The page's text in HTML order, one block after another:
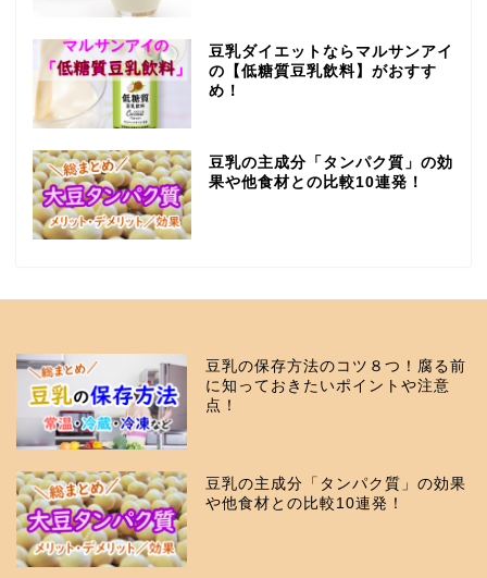
豆乳ダイエットならマルサンアイ
の【低糖質豆乳飲料】がおすす
め！
豆乳の主成分「タンパク質」の効
果や他食材との比較10連発！
豆乳の保存方法のコツ８つ！腐る前
に知っておきたいポイントや注意
点！
豆乳の主成分「タンパク質」の効果
や他食材との比較10連発！